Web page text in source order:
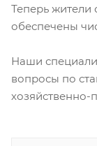
Теперь
обеспечены
Наши
вопросы по
хозяйственно-